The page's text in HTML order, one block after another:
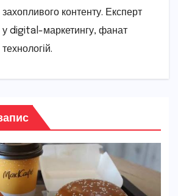
захопливого контенту. Експерт
у digital-маркетингу, фанат
технологій.